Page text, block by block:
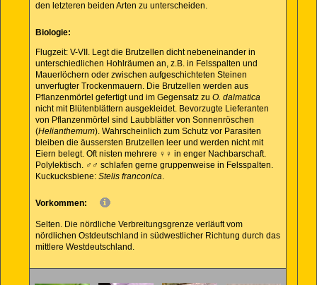
den letzteren beiden Arten zu unterscheiden.
Biologie:
Flugzeit: V-VII. Legt die Brutzellen dicht nebeneinander in
unterschiedlichen Hohlräumen an, z.B. in Felsspalten und
Mauerlöchern oder zwischen aufgeschichteten Steinen
unverfugter Trockenmauern. Die Brutzellen werden aus
Pflanzenmörtel gefertigt und im Gegensatz zu O. dalmatica
nicht mit Blütenblättern ausgekleidet. Bevorzugte Lieferanten
von Pflanzenmörtel sind Laubblätter von Sonnenröschen
(Helianthemum). Wahrscheinlich zum Schutz vor Parasiten
bleiben die äussersten Brutzellen leer und werden nicht mit
Eiern belegt. Oft nisten mehrere ♀♀ in enger Nachbarschaft.
Polylektisch. ♂♂ schlafen gerne gruppenweise in Felsspalten.
Kuckucksbiene: Stelis franconica.
Vorkommen:
Selten. Die nördliche Verbreitungsgrenze verläuft vom
nördlichen Ostdeutschland in südwestlicher Richtung durch das
mittlere Westdeutschland.